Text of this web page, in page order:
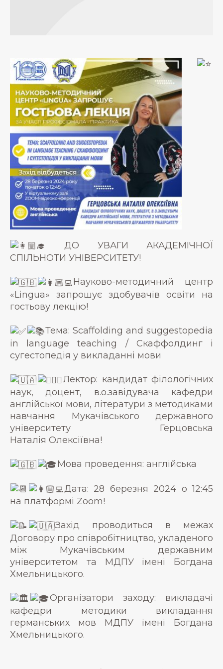
ДО УВАГИ АКАДЕМІЧНОЇ
СПІЛЬНОТИ УНІВЕРСИТЕТУ!
Науково-методичний центр
«Lingua» запрошує здобувачів освіти на
гостьову лекцію!
Тема: Scaffolding and suggestopedia
in language teaching / Скаффолдинг і
сугестопедія у викладанні мови
Лектор: кандидат філологічних
наук, доцент, в.о.завідувача кафедри
англійської мови, літератури з методиками
навчання Мукачівського державного
університету Герцовська
Наталія Олексіївна!
Мова проведення: англійська
Дата: 28 березня 2024 о 12:45
на платформі Zoom!
Захід проводиться в межах
Договору про співробітництво, укладеного
між Мукачівським державним
університетом та МДПУ імені Богдана
Хмельницького.
Організатори заходу: викладачі
кафедри методики викладання
германських мов МДПУ імені Богдана
Хмельницького.